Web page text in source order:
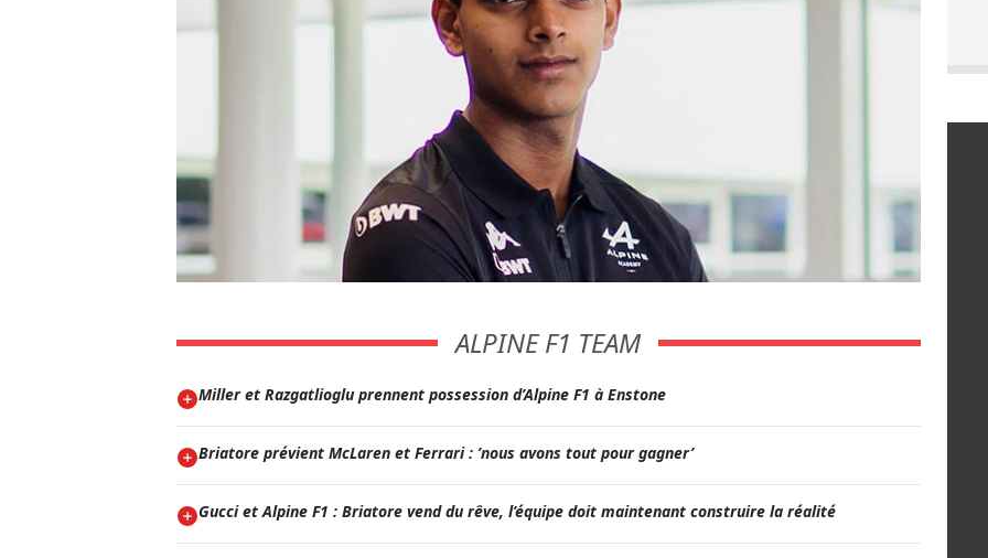
ALPINE F1 TEAM
Miller et Razgatlioglu prennent possession d’Alpine F1 à Enstone
Briatore prévient McLaren et Ferrari : ’nous avons tout pour gagner’
Gucci et Alpine F1 : Briatore vend du rêve, l’équipe doit maintenant construire la réalité